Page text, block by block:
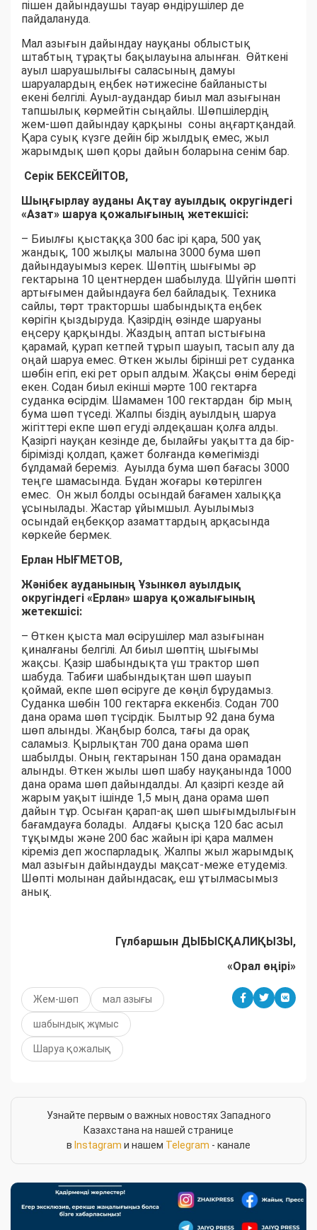
пішен дайындаушы тауар өндірушілер де
пайдалануда.
Мал азығын дайындау науқаны облыстық
штабтың тұрақты бақылауына алынған. Өйткені
ауыл шаруашылығы саласының дамуы
шаруалардың еңбек нәтижесіне байланысты
екені белгілі. Ауыл-аудандар биыл мал азығынан
тапшылық көрмейтін сыңайлы. Шөпшілердің
жем-шөп дайындау қарқыны соны аңғартқандай.
Қара суық күзге дейін бір жылдық емес, жыл
жарымдық шөп қоры дайын боларына сенім бар.
Серік БЕКСЕЙІТОВ,
Шыңғырлау ауданы Ақтау ауылдық округіндегі
«Азат» шаруа қожалығының жетекшісі:
– Биылғы қыстаққа 300 бас ірі қара, 500 уақ
жандық, 100 жылқы малына 3000 бума шөп
дайындауымыз керек. Шөптің шығымы әр
гектарына 10 центнерден шабылуда. Шүйгін шөпті
артығымен дайындауға бел байладық. Техника
сайлы, төрт тракторшы шабындықта еңбек
көрігін қыздыруда. Қазірдің өзінде шаруаны
еңсеру қарқынды. Жаздың аптап ыстығына
қарамай, қурап кетпей тұрып шауып, тасып алу да
оңай шаруа емес. Өткен жылы бірінші рет суданка
шөбін егіп, екі рет орып алдым. Жақсы өнім береді
екен. Содан биыл екінші мәрте 100 гектарға
суданка өсірдім. Шамамен 100 гектардан бір мың
бума шөп түседі. Жалпы біздің ауылдың шаруа
жігіттері екпе шөп егуді әлдеқашан қолға алды.
Қазіргі науқан кезінде де, былайғы уақытта да бір-
бірімізді қолдап, қажет болғанда көмегімізді
бұлдамай береміз. Ауылда бума шөп бағасы 3000
теңге шамасында. Бұдан жоғары көтерілген
емес. Он жыл болды осындай бағамен халыққа
ұсынылады. Жастар ұйымшыл. Ауылымыз
осындай еңбекқор азаматтардың арқасында
көркейе бермек.
Ерлан НЫҒМЕТОВ,
Жәнібек ауданының Ұзынкөл ауылдық
округіндегі «Ерлан» шаруа қожалығының
жетекшісі:
– Өткен қыста мал өсірушілер мал азығынан
қиналғаны белгілі. Ал биыл шөптің шығымы
жақсы. Қазір шабындықта үш трактор шөп
шабуда. Табиғи шабындықтан шөп шауып
қоймай, екпе шөп өсіруге де көңіл бұрудамыз.
Суданка шөбін 100 гектарға еккенбіз. Содан 700
дана орама шөп түсірдік. Былтыр 92 дана бума
шөп алынды. Жаңбыр болса, тағы да орақ
саламыз. Қырлықтан 700 дана орама шөп
шабылды. Оның гектарынан 150 дана орамадан
алынды. Өткен жылы шөп шабу науқанында 1000
дана орама шөп дайындалды. Ал қазіргі кезде ай
жарым уақыт ішінде 1,5 мың дана орама шөп
дайын тұр. Осыған қарап-ақ шөп шығымдылығын
бағамдауға болады. Алдағы қысқа 120 бас асыл
тұқымды және 200 бас жайын ірі қара малмен
кіреміз деп жоспарладық. Жалпы жыл жарымдық
мал азығын дайындауды мақсат-меже етудеміз.
Шөпті молынан дайындасақ, еш ұтылмасымыз
анық.
Гүлбаршын ДЫБЫСҚАЛИҚЫЗЫ,
«Орал өңірі»
Жем-шөп мал азығы
шабындық жұмыс
Шаруа қожалық
Узнайте первым о важных новостях Западного
Казахстана на нашей странице
в Instagram и нашем Telegram - канале